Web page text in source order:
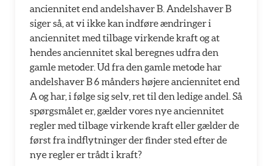
anciennitet end andelshaver B. Andelshaver B
siger så, at vi ikke kan indføre ændringer i
anciennitet med tilbage virkende kraft og at
hendes anciennitet skal beregnes udfra den
gamle metoder. Ud fra den gamle metode har
andelshaver B 6 månders højere anciennitet end
A og har, i følge sig selv, ret til den ledige andel. Så
spørgsmålet er, gælder vores nye anciennitet
regler med tilbage virkende kraft eller gælder de
først fra indflytninger der finder sted efter de
nye regler er trådt i kraft?